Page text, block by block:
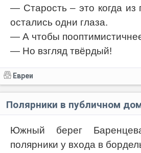
— Старость – это когда из
остались одни глаза.
— А чтобы
— Но взгляд твёрдый!
Евреи
Полярники в публичном
Южный берег
полярники у входа в